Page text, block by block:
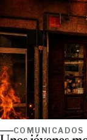
COMUNICADOS